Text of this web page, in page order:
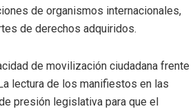
de organismos internacionales,
de derechos adquiridos.
de movilización ciudadana frente
lectura de los manifiestos en las
presión legislativa para que el